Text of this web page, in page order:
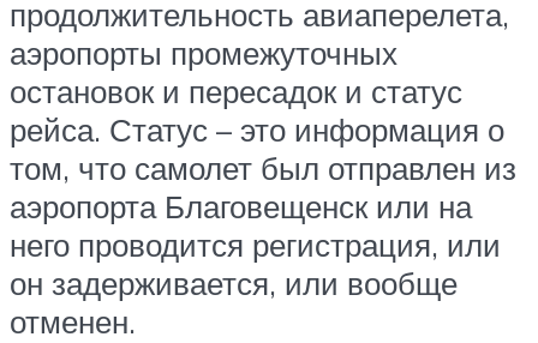
продолжительность авиаперелета,
аэропорты промежуточных
остановок и пересадок и статус
рейса. Статус – это информация о
том, что самолет был отправлен из
аэропорта Благовещенск или на
него проводится регистрация, или
он задерживается, или вообще
отменен.